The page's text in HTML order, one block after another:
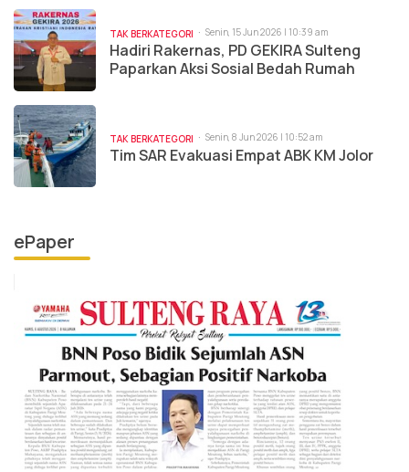
TAK BERKATEGORI Senin, 15 Jun 2026 | 10:39 am
Hadiri Rakernas, PD GEKIRA Sulteng
Paparkan Aksi Sosial Bedah Rumah
TAK BERKATEGORI Senin, 8 Jun 2026 | 10:52 am
Tim SAR Evakuasi Empat ABK KM Jolor
ePaper